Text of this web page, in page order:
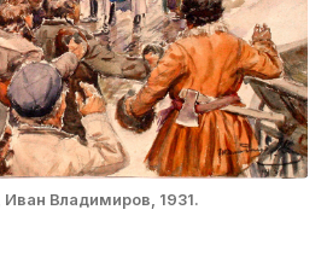
Владимиров, 1931.